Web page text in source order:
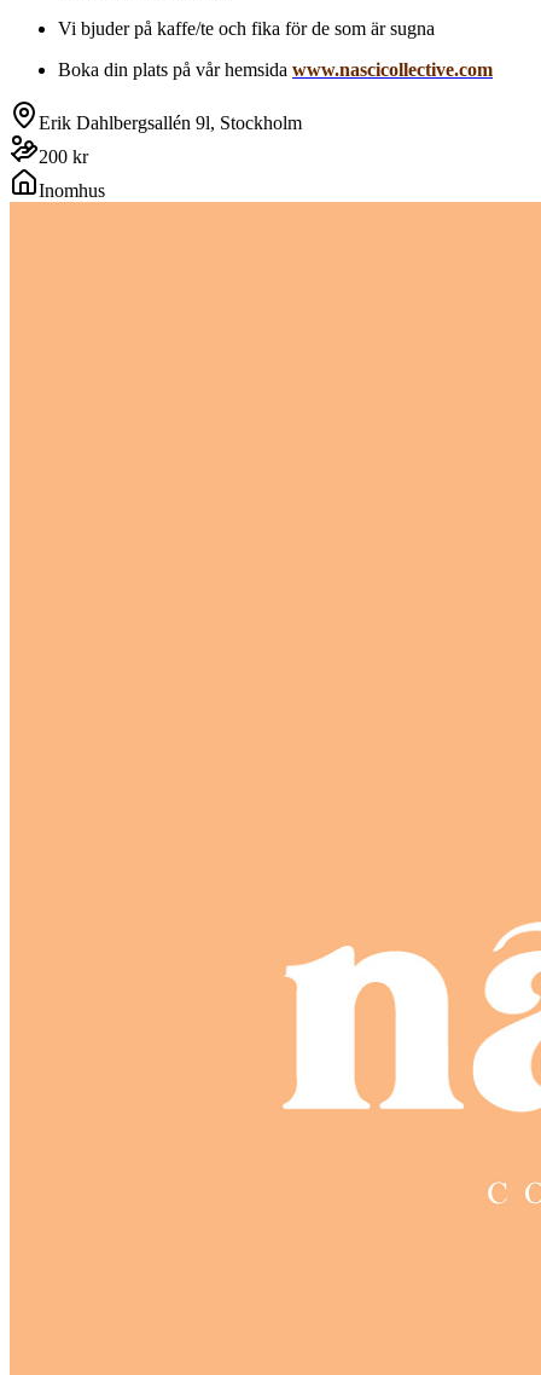
Vi bjuder på kaffe/te och fika för de som är sugna
Boka din plats på vår hemsida www.nascicollective.com
Erik Dahlbergsallén 9l, Stockholm
200 kr
Inomhus